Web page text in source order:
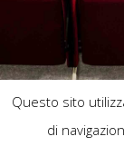
Questo sito
di